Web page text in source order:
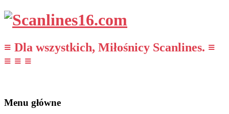
≡ Dla wszystkich, Miłośnicy Scanlines. ≡
≡ ≡ ≡
Menu główne